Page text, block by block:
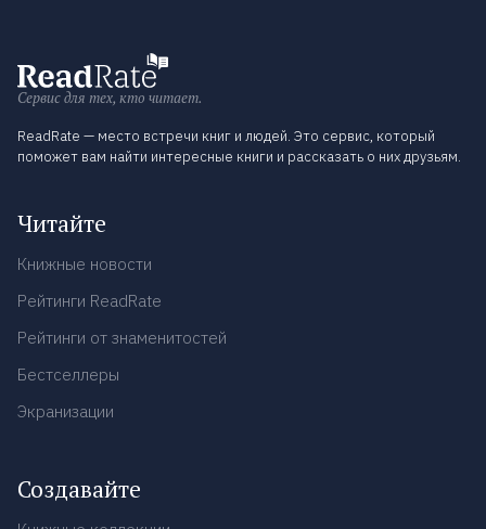
Сервис для тех, кто читает.
ReadRate — место встречи книг и людей. Это сервис, который
поможет вам найти интересные книги и рассказать о них друзьям.
Читайте
Книжные новости
Рейтинги ReadRate
Рейтинги от знаменитостей
Бестселлеры
Экранизации
Создавайте